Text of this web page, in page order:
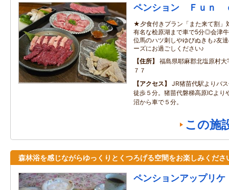
ペンション Ｆｕｎ
★夕食付きプラン「また来て割
有名な桧原湖まで車で5分◎会津
位馬のハツ刺しやゆびぬきも♪友
ーズにお過ごしください♪
住所
福島県耶麻郡北塩原村
７７
アクセス
JR猪苗代駅よりバ
徒歩５分。猪苗代磐梯高原ICより
沼から車で５分。
この施
森林浴を感じながらゆっくりとくつろげる空間をお楽しみくださ
ペンションアップリケ